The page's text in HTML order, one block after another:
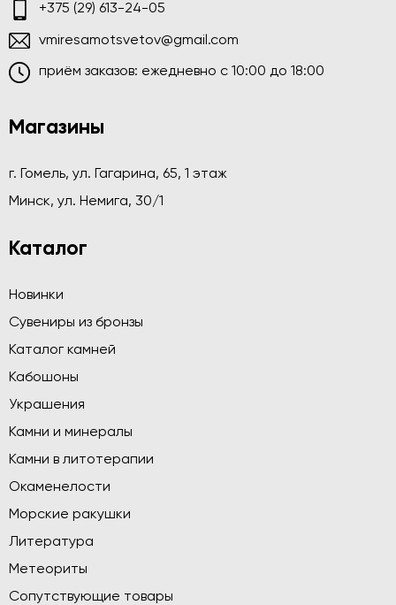
+375 (29) 613-24-05
vmiresamotsvetov@gmail.com
приём заказов: ежедневно c 10:00 до 18:00
Магазины
г. Гомель, ул. Гагарина, 65, 1 этаж
Минск, ул. Немига, 30/1
Каталог
Новинки
Сувениры из бронзы
Каталог камней
Кабошоны
Украшения
Камни и минералы
Камни в литотерапии
Окаменелости
Морские ракушки
Литература
Метеориты
Сопутствующие товары